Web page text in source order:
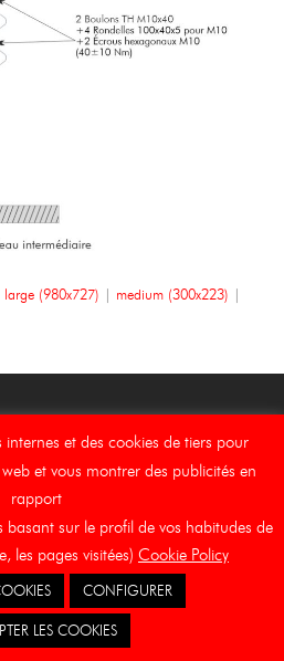
large (980x727) | medium (300x223) |
de Señalizaciones y Balizamientos,
Canal éthique Cookies
et des cookies de tiers pour
et vous montrer des publicités en
rapport
basant sur le profil de vos habitudes de
les pages visitées) Cookie Policy
CONFIGURER
LES COOKIES